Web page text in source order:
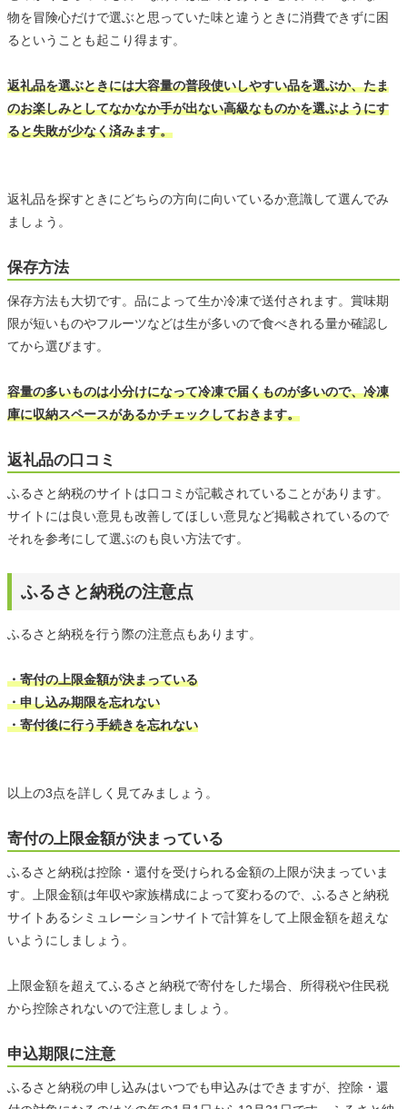
物を冒険心だけで選ぶと思っていた味と違うときに消費できずに困
るということも起こり得ます。
返礼品を選ぶときには大容量の普段使いしやすい品を選ぶか、たま
のお楽しみとしてなかなか手が出ない高級なものかを選ぶようにす
ると失敗が少なく済みます。
返礼品を探すときにどちらの方向に向いているか意識して選んでみ
ましょう。
保存方法
保存方法も大切です。品によって生か冷凍で送付されます。賞味期
限が短いものやフルーツなどは生が多いので食べきれる量か確認し
てから選びます。
容量の多いものは小分けになって冷凍で届くものが多いので、冷凍
庫に収納スペースがあるかチェックしておきます。
返礼品の口コミ
ふるさと納税のサイトは口コミが記載されていることがあります。
サイトには良い意見も改善してほしい意見など掲載されているので
それを参考にして選ぶのも良い方法です。
ふるさと納税の注意点
ふるさと納税を行う際の注意点もあります。
・寄付の上限金額が決まっている
・申し込み期限を忘れない
・寄付後に行う手続きを忘れない
以上の3点を詳しく見てみましょう。
寄付の上限金額が決まっている
ふるさと納税は控除・還付を受けられる金額の上限が決まっていま
す。上限金額は年収や家族構成によって変わるので、ふるさと納税
サイトあるシミュレーションサイトで計算をして上限金額を超えな
いようにしましょう。
上限金額を超えてふるさと納税で寄付をした場合、所得税や住民税
から控除されないので注意しましょう。
申込期限に注意
ふるさと納税の申し込みはいつでも申込みはできますが、控除・還